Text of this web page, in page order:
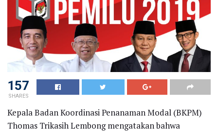
157
SHARES
Kepala Badan Koordinasi Penanaman Modal (BKPM)
Thomas Trikasih Lembong mengatakan bahwa